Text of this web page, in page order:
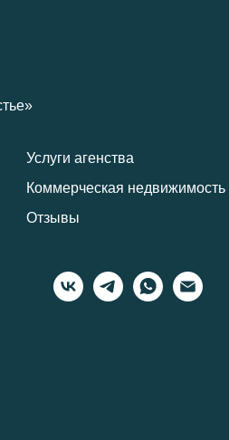
Услуги агенства
Коммерческая недвижимость
Отзывы